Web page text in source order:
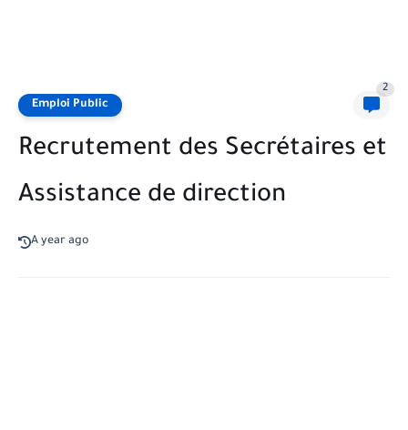
Emploi Public
2
Recrutement des Secrétaires et
Assistance de direction
A year ago